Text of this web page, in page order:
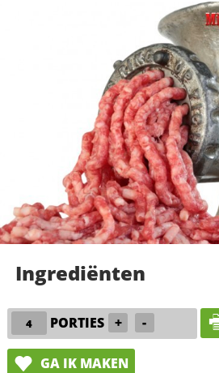
Ingrediënten
PORTIES + -
GA IK MAKEN